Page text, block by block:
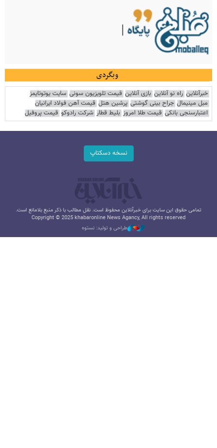
وبگردی
خبرآنلاین راه نو آنلاین بازی آنلاین قیمت تلویزیون سونی سایت یوتوتایمز
مبل مینیمال جراح بینی گوشتی پرشین هتل قیمت آهن فولاد ایرانیان
اعتبارسنجی بانکی قیمت طلا امروز بلیط قطار شرکت رادوکو قیمت پروفیل
نسخه دسکتاپ
تمامی حقوق این سایت برای خبرآنلاین محفوظ است. نقل مطالب با ذکر منبع بلامانع است.
Copyright © 2025 khabaronline News Agancy, All rights reserved
طراحی و تولید: نستوه